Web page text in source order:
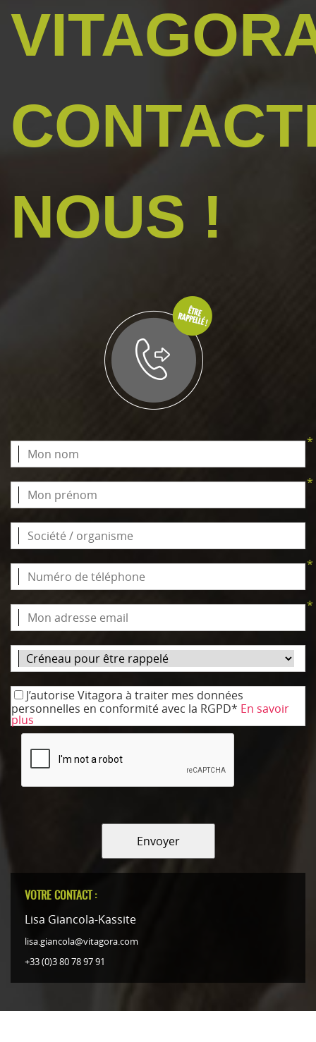
NOUS !
*
*
*
*
J’autorise Vitagora à traiter mes données
personnelles en conformité avec la RGPD* En savoir
plus
Envoyer
VOTRE CONTACT :
Lisa Giancola-Kassite
lisa.giancola@vitagora.com
+33 (0)3 80 78 97 91